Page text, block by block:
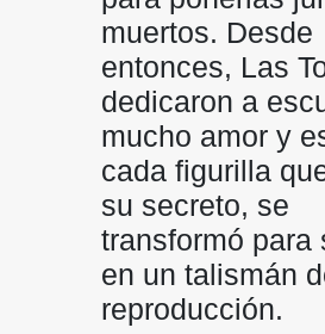
muertos. Desde
entonces, Las
dedicaron a
mucho amor y
cada figurilla
su secreto, se
transformó para
en un talismán
reproducción.